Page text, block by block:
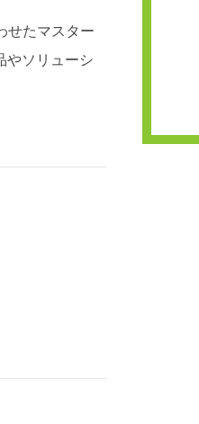
せたマスター
やソリューシ